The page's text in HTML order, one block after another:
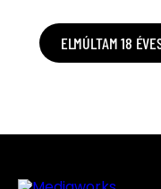
ELMÚLTAM 18